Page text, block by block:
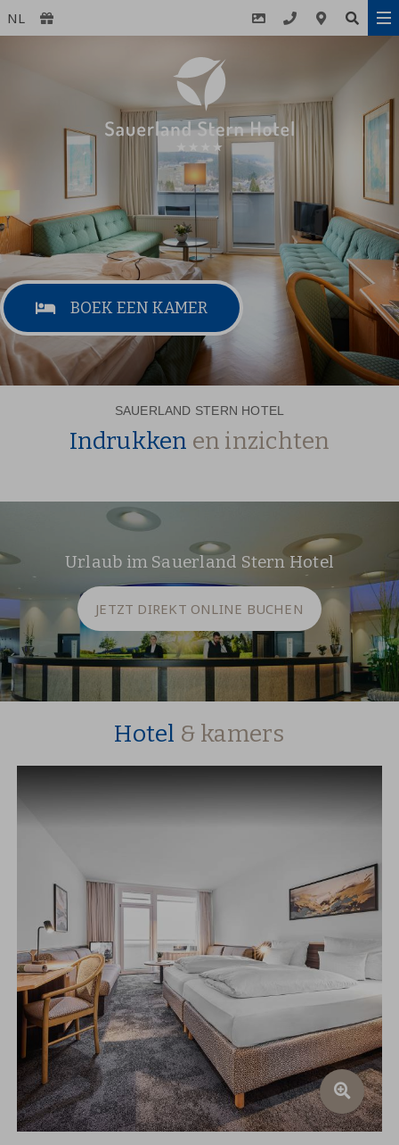
NL
BOEK EEN KAMER
SAUERLAND STERN HOTEL
Indrukken en inzichten
Urlaub im Sauerland Stern Hotel
JETZT DIREKT ONLINE BUCHEN
Hotel & kamers